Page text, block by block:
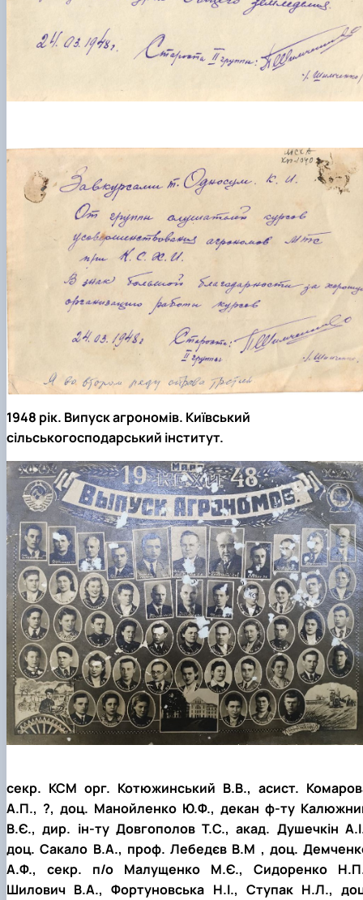
1948 рік. Випуск агрономів. Київський
сільськогосподарський інститут.
секр. КСМ орг. Котюжинський В.В., асист.
А.П., ?, доц. Манойленко Ю.Ф., декан ф-ту
В.Є., дир. ін-ту Довгополов Т.С., акад. Душечкін
доц. Сакало В.А., проф. Лебедєв В.М , доц.
А.Ф., секр. п/о Малущенко М.Є., Сидоренко
Шилович В.А., Фортуновська Н.І., Ступак Н.Л.,